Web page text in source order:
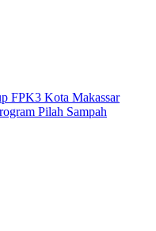
FPK3 Kota Makassar
Pilah Sampah